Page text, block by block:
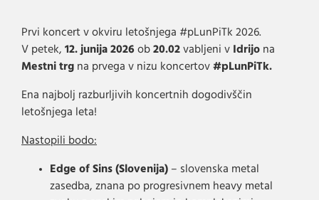
Prvi koncert v okviru letošnjega #pLunPiTk 2026.
V petek, 12. junija 2026 ob 20.02 vabljeni v Idrijo na
Mestni trg na prvega v nizu koncertov #pLunPiTk.
Ena najbolj razburljivih koncertnih dogodivščin
letošnjega leta!
Nastopili bodo:
Edge of Sins (Slovenija) – slovenska metal
zasedba, znana po progresivnem heavy metal